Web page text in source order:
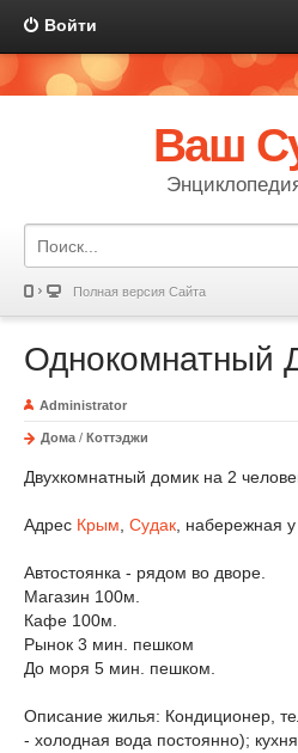
Войти
Ваш
Полная версия Сайта
Однокомнатный
Administrator
Дома / Коттэджи
Двухкомнатный домик на 2
Адрес Крым Судак , набережная
Автостоянка - рядом во дворе.
Магазин 100м.
Кафе 100м.
Рынок 3 мин. пешком
До моря 5 мин. пешком.
Описание жилья: Кондиционер,
- холодная вода постоянно);